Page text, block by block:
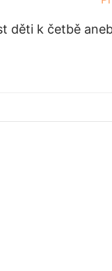
děti k četbě